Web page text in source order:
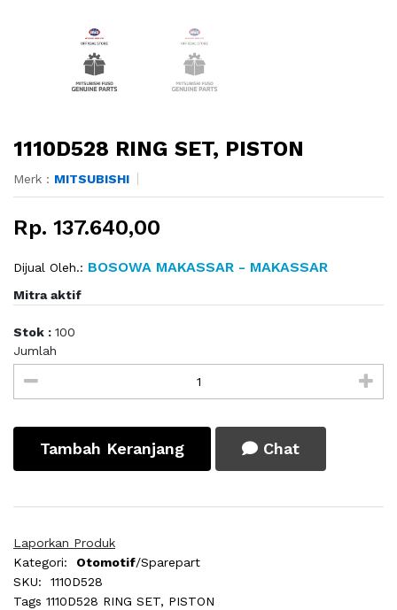
1110D528 RING SET, PISTON
Merk : MITSUBISHI
Rp. 137.640,00
Dijual Oleh.: BOSOWA MAKASSAR - MAKASSAR
Mitra aktif
Stok : 100
Jumlah
Tambah Keranjang Chat
Laporkan Produk
Kategori:
Otomotif/Sparepart
SKU:
1110D528
Tags 1110D528 RING SET, PISTON